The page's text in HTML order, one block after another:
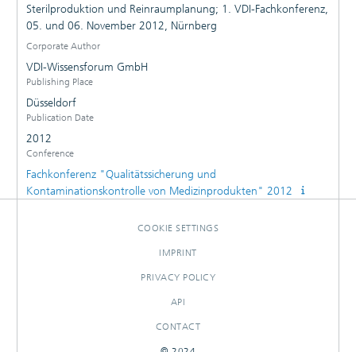
Sterilproduktion und Reinraumplanung; 1. VDI-Fachkonferenz,
05. und 06. November 2012, Nürnberg
Corporate Author
VDI-Wissensforum GmbH
Publishing Place
Düsseldorf
Publication Date
2012
Conference
Fachkonferenz "Qualitätssicherung und
Kontaminationskontrolle von Medizinprodukten" 2012
COOKIE SETTINGS
IMPRINT
PRIVACY POLICY
API
CONTACT